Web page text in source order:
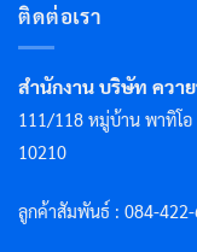
ติดต่อเรา
สำนักงาน บริษัท ควา
111/118 หมู่บ้าน พาทิโอ
10210
ลูกค้าสัมพันธ์ : 084-